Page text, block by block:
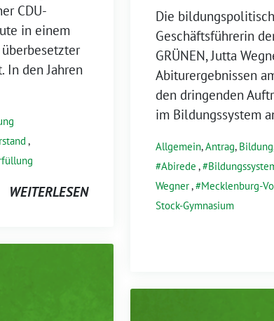
CDU-
in einem
In den Jahren
,
WEITERLESEN
Die
Geschäftsführerin
GRÜNEN, Jutta
Abiturergebnissen
den dringenden
im Bildungssystem
Allgemein,Antrag, Bildung
Abirede ,
Wegner, Mecklenburg-
Stock-Gymnasium